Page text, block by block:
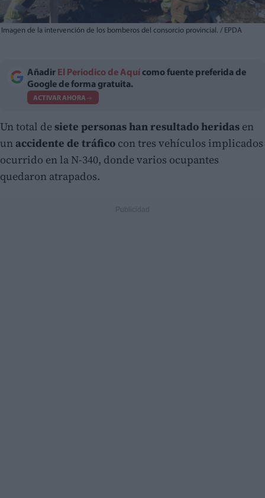
Imagen de la intervención de los bomberos del consorcio provincial. / EPDA
Añadir El Periodico de Aquí como fuente preferida de
Google de forma gratuita.
ACTIVAR AHORA
Un total desiete personas han resultado heridas en
un accidente de tráfico con tres vehículos implicados
ocurrido en la N-340, donde varios ocupantes
quedaron atrapados.